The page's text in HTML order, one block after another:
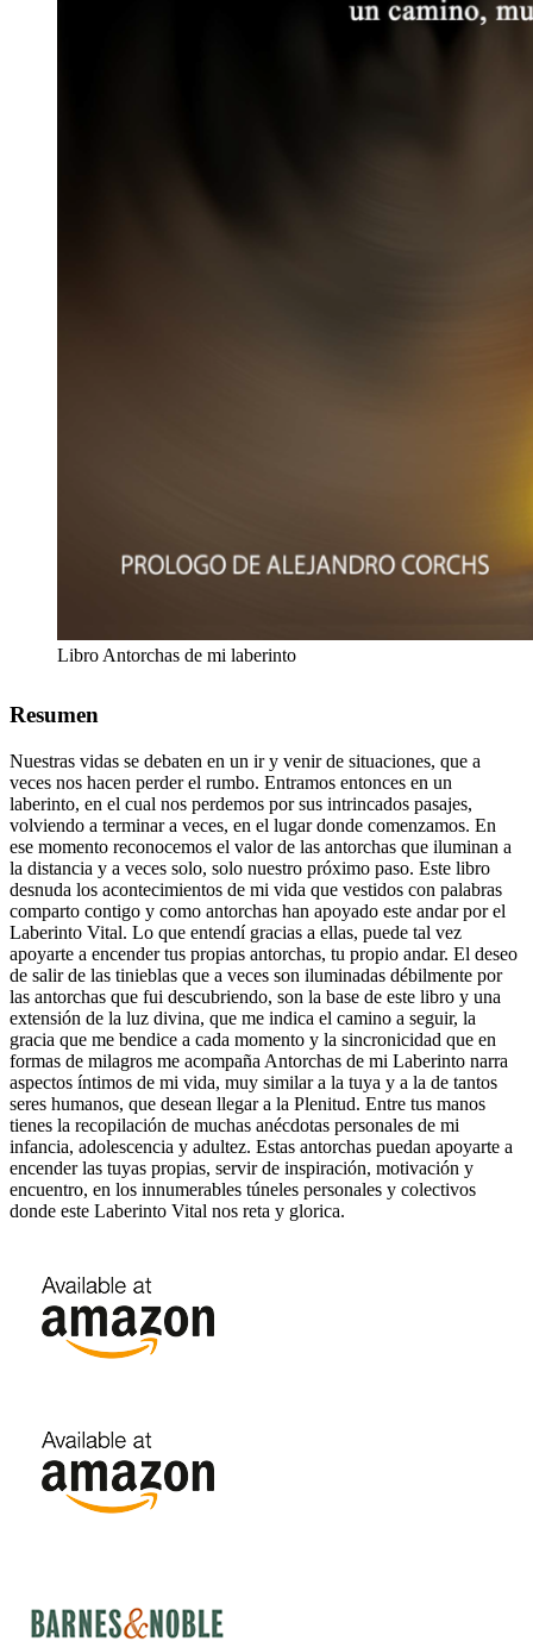
Libro Antorchas de mi laberinto
Resumen
Nuestras vidas se debaten en un ir y venir de situaciones, que a
veces nos hacen perder el rumbo. Entramos entonces en un
laberinto, en el cual nos perdemos por sus intrincados pasajes,
volviendo a terminar a veces, en el lugar donde comenzamos. En
ese momento reconocemos el valor de las antorchas que iluminan a
la distancia y a veces solo, solo nuestro próximo paso. Este libro
desnuda los acontecimientos de mi vida que vestidos con palabras
comparto contigo y como antorchas han apoyado este andar por el
Laberinto Vital. Lo que entendí gracias a ellas, puede tal vez
apoyarte a encender tus propias antorchas, tu propio andar. El deseo
de salir de las tinieblas que a veces son iluminadas débilmente por
las antorchas que fui descubriendo, son la base de este libro y una
extensión de la luz divina, que me indica el camino a seguir, la
gracia que me bendice a cada momento y la sincronicidad que en
formas de milagros me acompaña Antorchas de mi Laberinto narra
aspectos íntimos de mi vida, muy similar a la tuya y a la de tantos
seres humanos, que desean llegar a la Plenitud. Entre tus manos
tienes la recopilación de muchas anécdotas personales de mi
infancia, adolescencia y adultez. Estas antorchas puedan apoyarte a
encender las tuyas propias, servir de inspiración, motivación y
encuentro, en los innumerables túneles personales y colectivos
donde este Laberinto Vital nos reta y glorica.